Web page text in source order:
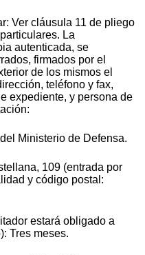
Ver cláusula 11 de pliego
La
autenticada, se
firmados por el
de los mismos el
teléfono y fax,
expediente, y persona de
Ministerio de Defensa.
109 (entrada por
y código postal:
estará obligado a
Tres meses.